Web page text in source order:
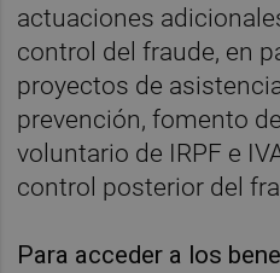
actuaciones
control del fraude, en
proyectos de
prevención, fomento
voluntario de IRPF e
control posterior del
Para acceder a los